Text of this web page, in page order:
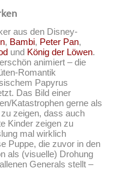
aus den Disney-
, Bambi, Peter Pan,
und König der Löwen.
animiert – die
Romantik
Papyrus
Das Bild einer
Katastrophen gerne als
zeigen, dass auch
Kinder zeigen zu
mal wirklich
Puppe, die zuvor in den
als (visuelle) Drohung
Generals stellt –